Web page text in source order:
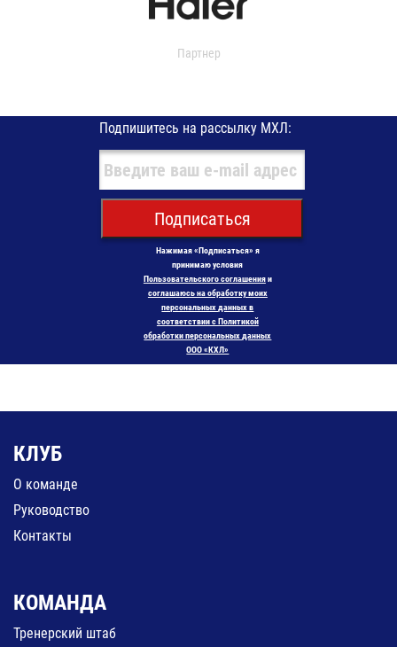
Партнер
Подпишитесь на рассылку МХЛ:
Подписаться
Нажимая «Подписаться» я
принимаю условия
Пользовательского соглашенияи
соглашаюсь на обработку моих
персональных данных в
соответствии с Политикой
обработки персональных данных
ООО «КХЛ»
КЛУБ
О команде
Руководство
Контакты
КОМАНДА
Тренерский штаб